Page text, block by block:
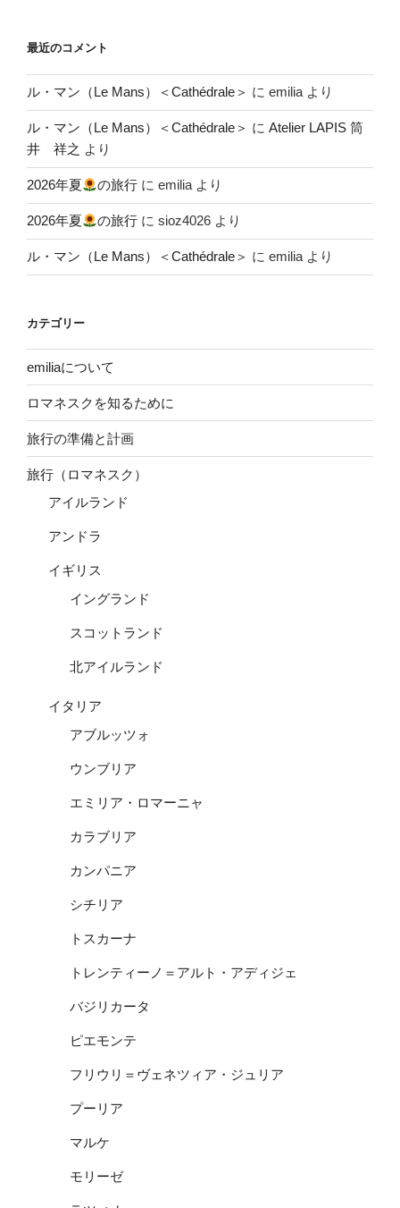
最近のコメント
ル・マン（Le Mans）＜Cathédrale＞ に emilia より
ル・マン（Le Mans）＜Cathédrale＞ に Atelier LAPIS 筒
井 祥之 より
2026年夏 の旅行 にemilia より
2026年夏 の旅行 にsioz4026 より
ル・マン（Le Mans）＜Cathédrale＞ に emilia より
カテゴリー
emiliaについて
ロマネスクを知るために
旅行の準備と計画
旅行（ロマネスク）
アイルランド
アンドラ
イギリス
イングランド
スコットランド
北アイルランド
イタリア
アブルッツォ
ウンブリア
エミリア・ロマーニャ
カラブリア
カンパニア
シチリア
トスカーナ
トレンティーノ＝アルト・アディジェ
バジリカータ
ピエモンテ
フリウリ＝ヴェネツィア・ジュリア
プーリア
マルケ
モリーゼ